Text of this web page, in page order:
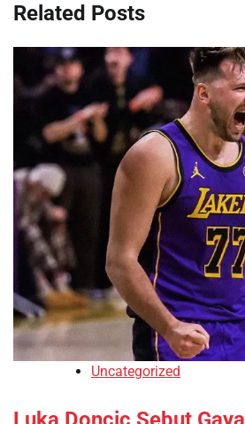
Related Posts
Uncategorized